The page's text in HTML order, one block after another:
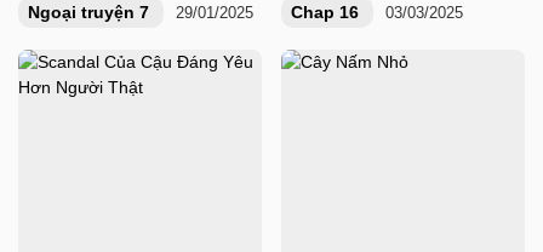
Ngoại truyện 7 29/01/2025 Chap 16 03/03/2025